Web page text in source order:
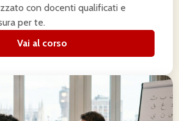
con docenti qualificati e
per te.
Vai al corso